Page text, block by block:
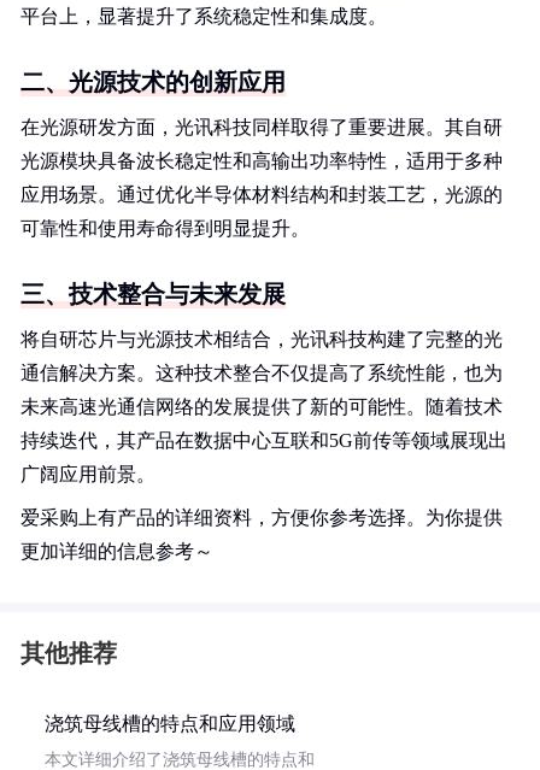
平台上，显著提升了系统稳定性和集成度。
二、光源技术的创新应用
在光源研发方面，光讯科技同样取得了重要进展。其自研
光源模块具备波长稳定性和高输出功率特性，适用于多种
应用场景。通过优化半导体材料结构和封装工艺，光源的
可靠性和使用寿命得到明显提升。
三、技术整合与未来发展
将自研芯片与光源技术相结合，光讯科技构建了完整的光
通信解决方案。这种技术整合不仅提高了系统性能，也为
未来高速光通信网络的发展提供了新的可能性。随着技术
持续迭代，其产品在数据中心互联和5G前传等领域展现出
广阔应用前景。
爱采购上有产品的详细资料，方便你参考选择。为你提供
更加详细的信息参考～
其他推荐
浇筑母线槽的特点和应用领域
本文详细介绍了浇筑母线槽的特点和